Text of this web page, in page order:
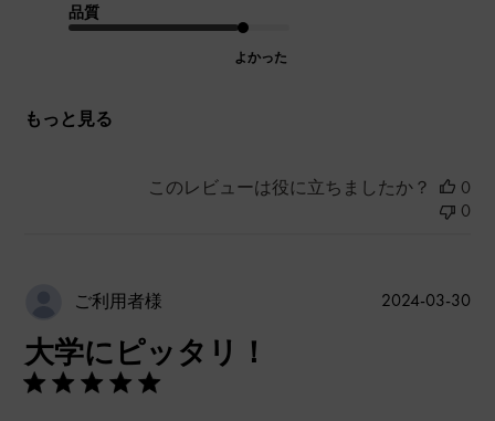
品質
よかった
もっと見る
このレビューは役に立ちましたか？
0
0
ご利用者様
大学にピッタリ！
公
2024-03-30